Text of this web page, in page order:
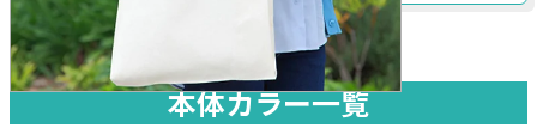
本体カラー一覧